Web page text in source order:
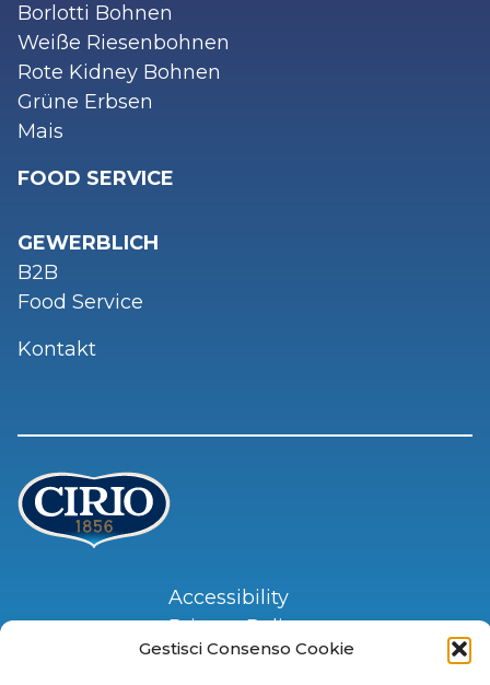
Gestisci Consenso Cookie
Borlotti Bohnen
Weiße Riesenbohnen
Rote Kidney Bohnen
Grüne Erbsen
Mais
FOOD SERVICE
GEWERBLICH
B2B
Food Service
Kontakt
Accessibility
Privacy Policy
Cookie Policy